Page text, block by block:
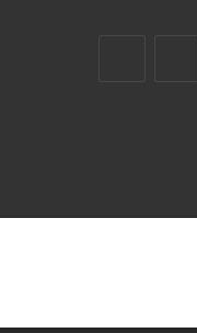
от рыночной